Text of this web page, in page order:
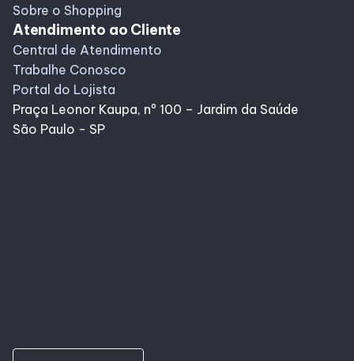
Sobre o Shopping
Atendimento ao Cliente
Central de Atendimento
Trabalhe Conosco
Portal do Lojista
Praça Leonor Kaupa, nº 100 – Jardim da Saúde
São Paulo - SP